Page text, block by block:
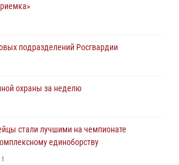
подразделений Росгвардии
охраны за неделю
стали лучшими на чемпионате
единоборству
1